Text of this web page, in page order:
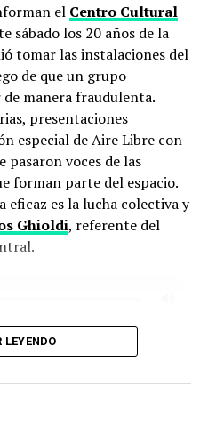
el Centro Cultural
sábado los 20 años de la
tomar las instalaciones del
de que un grupo
manera fraudulenta.
presentaciones
especial de Aire Libre con
voces de las
forman parte del espacio.
eficaz es la lucha colectiva y
Ghioldi, referente del
de desalojo que ya
LEYENDO